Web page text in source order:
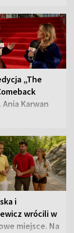
„The
Ania Karwan
i
wrócili w
miejsce. Na